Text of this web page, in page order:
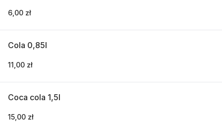
6,00 zł
Cola 0,85l
11,00 zł
Coca cola 1,5l
15,00 zł